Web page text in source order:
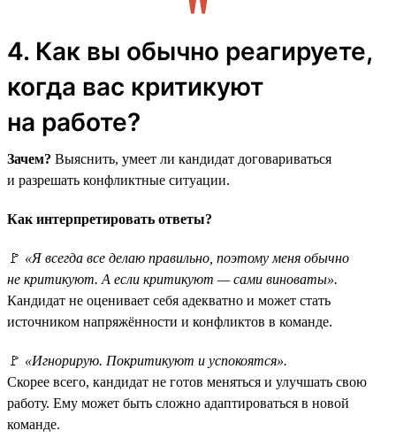
4. Как вы обычно реагируете,
когда вас критикуют
на работе?
Зачем? Выяснить, умеет ли кандидат договариваться
и разрешать конфликтные ситуации.
Как интерпретировать ответы?
🚩 «Я всегда все делаю правильно, поэтому меня обычно
не критикуют. А если критикуют — сами виноваты».
Кандидат не оценивает себя адекватно и может стать
источником напряжённости и конфликтов в команде.
🚩 «Игнорирую. Покритикуют и успокоятся».
Скорее всего, кандидат не готов меняться и улучшать свою
работу. Ему может быть сложно адаптироваться в новой
команде.